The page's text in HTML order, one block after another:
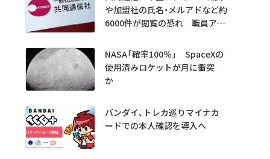
や加盟社の氏名・メルアドなど約
6000件が閲覧の恐れ 職員アカ
NASA「確率100％」 SpaceXの
使用済みロケットが月に衝突
か
バンダイ、トレカ巡りマイナカ
ードでの本人確認を導入へ